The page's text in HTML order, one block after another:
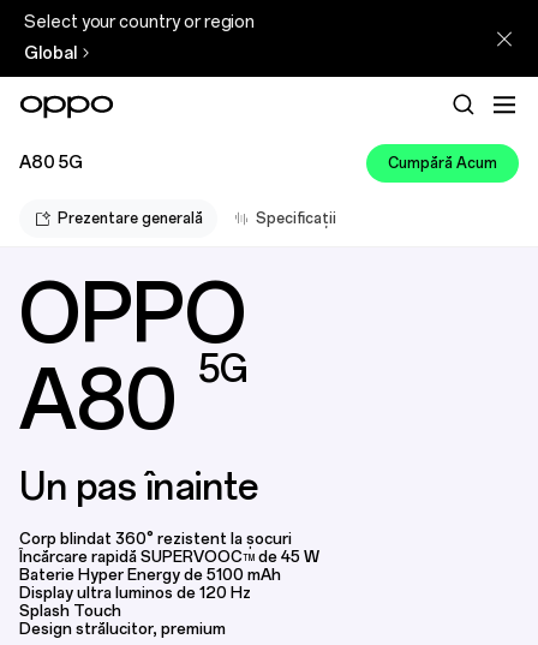
Select your country or region
Global
A80 5G Cumpără Acum
Prezentare generală Specificații
OPPO
A80 5G
Un pas înainte
Corp blindat 360° rezistent la șocuri
Încărcare rapidă SUPERVOOC
TM de 45 W
Baterie Hyper Energy de 5100 mAh
Display ultra luminos de 120 Hz
Splash Touch
Design strălucitor, premium